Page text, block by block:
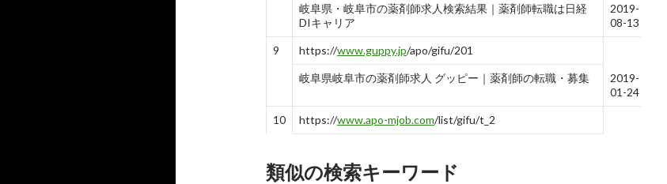
岐阜県・岐阜市の薬剤師求人検索結果｜薬剤師転職は日経
DIキャリア
2019-
08-13
9 https://www.guppy.jp/apo/gifu/201
岐阜県岐阜市の薬剤師求人 グッピー｜薬剤師の転職・募集
2019-
01-24
10 https://www.apo-mjob.com/list/gifu/t_2
ポプラス薬剤師
類似の検索キーワード